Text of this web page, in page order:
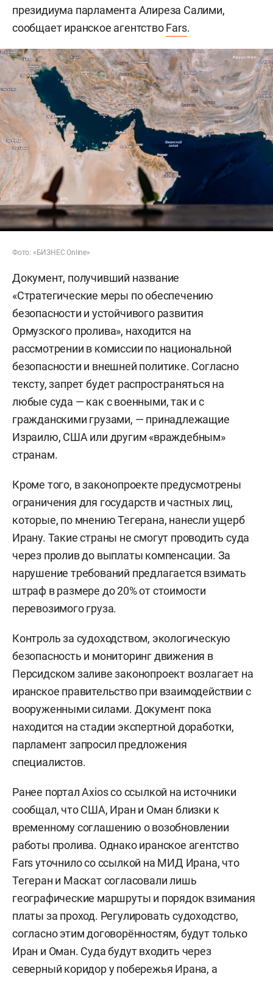
президиума парламента Алиреза Салими,
сообщает иранское агентствоFars.
Фото: «БИЗНЕС Online»
Документ, получивший название
«Стратегические меры по обеспечению
безопасности и устойчивого развития
Ормузского пролива», находится на
рассмотрении в комиссии по национальной
безопасности и внешней политике. Согласно
тексту, запрет будет распространяться на
любые суда — как с военными, так и с
гражданскими грузами, — принадлежащие
Израилю, США или другим «враждебным»
странам.
Кроме того, в законопроекте предусмотрены
ограничения для государств и частных лиц,
которые, по мнению Тегерана, нанесли ущерб
Ирану. Такие страны не смогут проводить суда
через пролив до выплаты компенсации. За
нарушение требований предлагается взимать
штраф в размере до 20% от стоимости
перевозимого груза.
Контроль за судоходством, экологическую
безопасность и мониторинг движения в
Персидском заливе законопроект возлагает на
иранское правительство при взаимодействии с
вооруженными силами. Документ пока
находится на стадии экспертной доработки,
парламент запросил предложения
специалистов.
Ранее портал Axios со ссылкой на источники
сообщал, что США, Иран и Оман близки к
временному соглашению о возобновлении
работы пролива. Однако иранское агентство
Fars уточнило со ссылкой на МИД Ирана, что
Тегеран и Маскат согласовали лишь
географические маршруты и порядок взимания
платы за проход. Регулировать судоходство,
согласно этим договорённостям, будут только
Иран и Оман. Суда будут входить через
северный коридор у побережья Ирана, а